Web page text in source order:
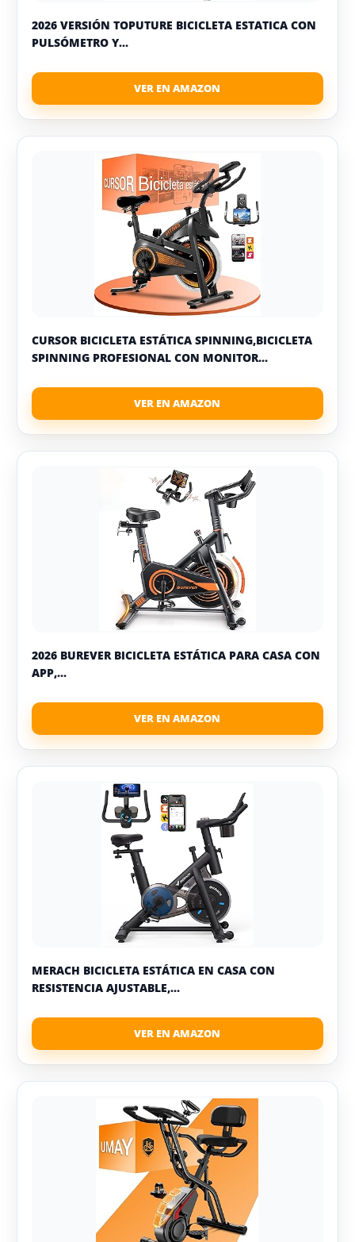
2026 VERSIÓN TOPUTURE BICICLETA ESTATICA CON
PULSÓMETRO Y...
CURSOR BICICLETA ESTÁTICA SPINNING,BICICLETA
SPINNING PROFESIONAL CON MONITOR...
2026 BUREVER BICICLETA ESTÁTICA PARA CASA CON
APP,...
MERACH BICICLETA ESTÁTICA EN CASA CON
RESISTENCIA AJUSTABLE,...